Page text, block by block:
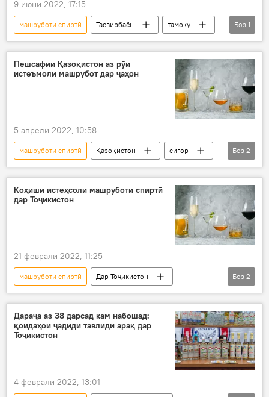
9 июни 2022, 17:15
машруботи спиртӣ Тасвирбаён
тамоку
нарх
Боз 1
Пешсафии Қазоқистон аз рӯи
истеъмоли машрубот дар ҷаҳон
5 апрели 2022, 10:58
машруботи спиртӣ Қазоқистон
сигор
ТУТ
Тандурустӣ
Боз 2
Коҳиши истеҳсоли машруботи спиртӣ
дар Тоҷикистон
21 феврали 2022, 11:25
машруботи спиртӣ
Дар Тоҷикистон
истеҳсол
омор
Боз 2
Дараҷа аз 38 дарсад кам набошад:
қоидаҳои ҷадиди тавлиди арақ дар
Тоҷикистон
4 феврали 2022, 13:01